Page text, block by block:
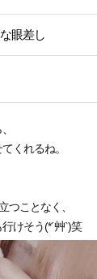
眼差し
くれるね。
つことなく、
けそう(*´艸`)笑